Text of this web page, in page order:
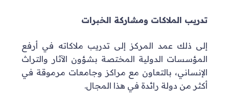
تدريب الملاكات ومشاركة الخبرات
إلى ذلك عمد المركز إلى تدريب ملاكاته في أرفع
المؤسسات الدولية المختصة بشؤون الآثار والتراث
الإنساني، بالتعاون مع مراكز وجامعات مرموقة في
أكثر من دولة رائدة في هذا المجال.